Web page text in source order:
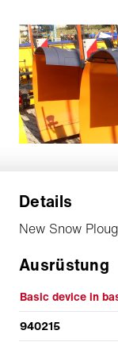
Details
New Snow
Ausrüstung
Basic device in
940215